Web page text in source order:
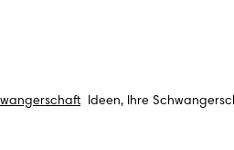
Ideen, Ihre